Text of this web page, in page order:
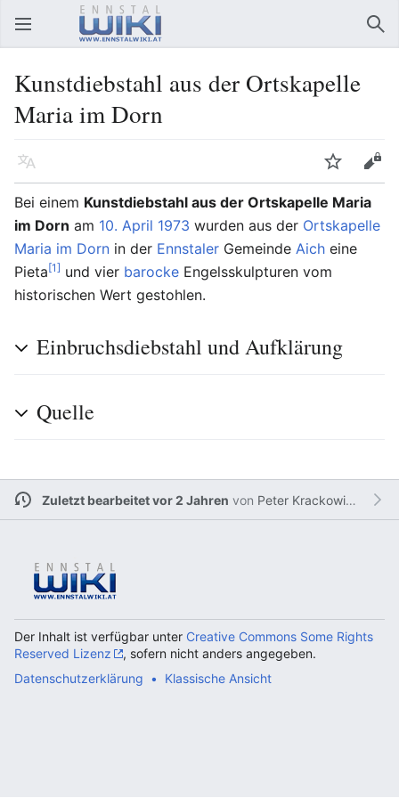
Hauptmenü öffnen
Kunstdiebstahl aus der Ortskapelle
Maria im Dorn
Sprache Beobachten
Bearbeiten
Bei einem Kunstdiebstahl aus der Ortskapelle Maria
im Dorn am 10. April 1973 wurden aus der Ortskapelle
Maria im Dorn in der Ennstaler Gemeinde Aich eine
Pieta[1] und vier barocke Engelsskulpturen vom
historischen Wert gestohlen.
Einbruchsdiebstahl und Aufklärung
Quelle
Zuletzt bearbeitet vor 2 Jahren von Peter Krackowizer
Der Inhalt ist verfügbar unter Creative Commons Some Rights
Reserved Lizenz
, sofern nicht anders angegeben.
Datenschutzerklärung
Klassische Ansicht